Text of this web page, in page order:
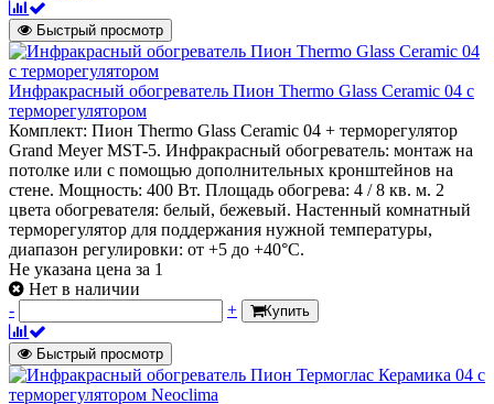
Быстрый просмотр
Инфракрасный обогреватель Пион Thermo Glass Ceramic 04 с
терморегулятором
Комплект: Пион Thermo Glass Ceramic 04 + терморегулятор
Grand Meyer MST-5. Инфракрасный обогреватель: монтаж на
потолке или с помощью дополнительных кронштейнов на
стене. Мощность: 400 Вт. Площадь обогрева: 4 / 8 кв. м. 2
цвета обогревателя: белый, бежевый. Настенный комнатный
терморегулятор для поддержания нужной температуры,
диапазон регулировки: от +5 до +40°С.
Не указана цена за 1
Нет в наличии
-
+ Купить
Быстрый просмотр